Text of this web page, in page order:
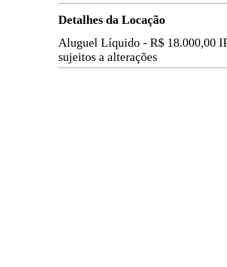
Detalhes da Locação
Aluguel Líquido - R$ 18.000,00
sujeitos a alterações